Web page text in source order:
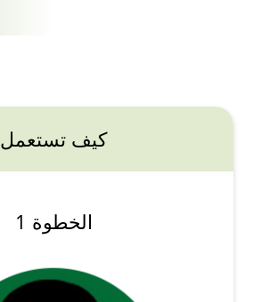
كيف تستعمل
الخطوة 1